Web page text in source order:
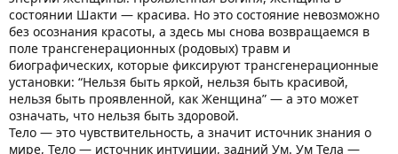
состоянии Шакти — красива. Но это состояние невозможно
без осознания красоты, а здесь мы снова возвращаемся в
поле трансгенерационных (родовых) травм и
биографических, которые фиксируют трансгенерационные
установки: “Нельзя быть яркой, нельзя быть красивой,
нельзя быть проявленной, как Женщина” — а это может
означать, что нельзя быть здоровой.
Тело — это чувствительность, а значит источник знания о
мире, Тело — источник интуиции, задний Ум. Ум Тела —